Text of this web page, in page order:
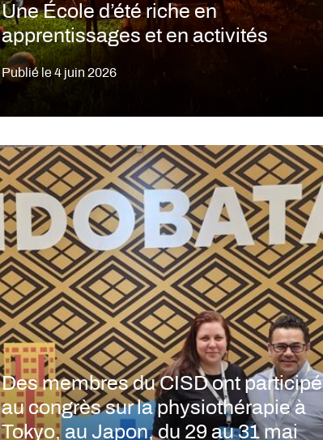
Une École d’été riche en
apprentissages et en activités
Publié le4 juin 2026
Des membres du CISD ont participé
au congrès sur la physiothérapie à
Tokyo, au Japon, du 29 au 31 mai